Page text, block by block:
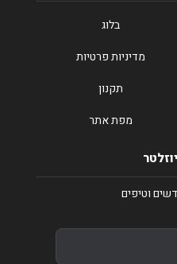
בלוג
מדיניות פרטיות
תקנון
מפת אתר
וטיפים